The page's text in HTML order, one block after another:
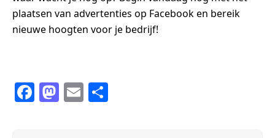
plaatsen van advertenties op Facebook en bereik
nieuwe hoogten voor je bedrijf!
F
M E